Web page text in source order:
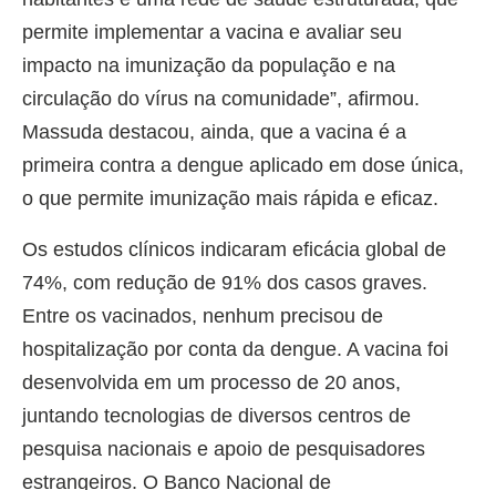
permite implementar a vacina e avaliar seu
impacto na imunização da população e na
circulação do vírus na comunidade”, afirmou.
Massuda destacou, ainda, que a vacina é a
primeira contra a dengue aplicado em dose única,
o que permite imunização mais rápida e eficaz.
Os estudos clínicos indicaram eficácia global de
74%, com redução de 91% dos casos graves.
Entre os vacinados, nenhum precisou de
hospitalização por conta da dengue. A vacina foi
desenvolvida em um processo de 20 anos,
juntando tecnologias de diversos centros de
pesquisa nacionais e apoio de pesquisadores
estrangeiros. O Banco Nacional de